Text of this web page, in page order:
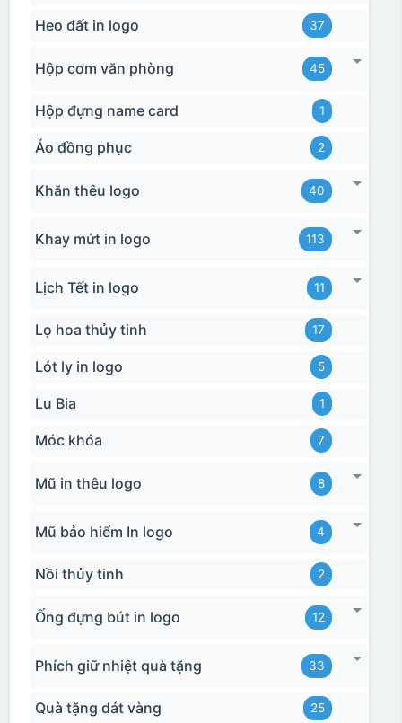
Heo đất in logo 37
Hộp cơm văn phòng 45
Hộp đựng name card 1
Áo đồng phục 2
Khăn thêu logo 40
Khay mứt in logo 113
Lịch Tết in logo 11
Lọ hoa thủy tinh 17
Lót ly in logo 5
Lu Bia 1
Móc khóa 7
Mũ in thêu logo 8
Mũ bảo hiểm In logo 4
Nồi thủy tinh 2
Ống đựng bút in logo 12
Phích giữ nhiệt quà tặng 33
Quà tặng dát vàng 25